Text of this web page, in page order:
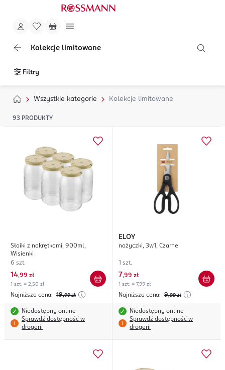
Kolekcje limitowane
Filtry
Wszystkie kategorie Kolekcje limitowane
93 PRODUKTY
Słoiki z nakrętkami, 900ml,
Wisienki
6 szt.
14,99 zł
1 szt. = 2,50 zł
Najniższa cena: 19,99 zł
Niedostępny online
Sprawdź dostępność w
drogerii
ELOY
nożyczki, 3w1, Czarne
1 szt.
7,99 zł
1 szt. = 7,99 zł
Najniższa cena: 9,99 zł
Niedostępny online
Sprawdź dostępność w
drogerii